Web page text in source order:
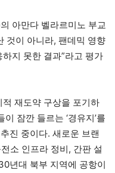
아만다 벨라르미노 부교
것이 아니라, 팬데믹 영향
지 못한 결과”라고 평가
재도약 구상을 포기하
잠깐 들르는 ‘경유지’를
진 중이다. 새로운 브랜
소 인프라 정비, 간판 설
년대 북부 지역에 공항이